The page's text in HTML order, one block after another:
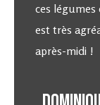
ces légumes
est très
après-midi !